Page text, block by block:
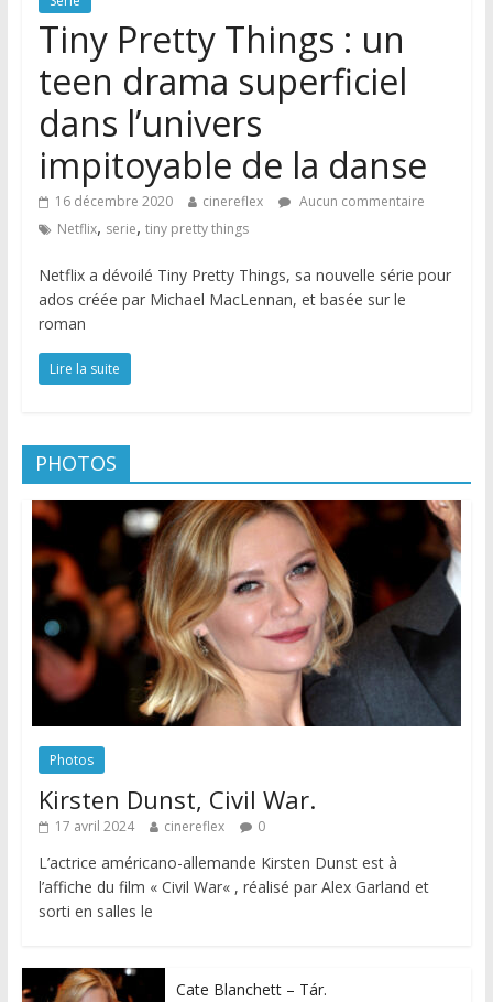
Tiny Pretty Things : un
teen drama superficiel
dans l’univers
impitoyable de la danse
16 décembre 2020 cinereflex
Aucun commentaire
Netflix, serie, tiny pretty things
Netflix a dévoilé Tiny Pretty Things, sa nouvelle série pour
ados créée par Michael MacLennan, et basée sur le
roman
Lire la suite
PHOTOS
Photos
Kirsten Dunst, Civil War.
17 avril 2024 cinereflex 0
L’actrice américano-allemande Kirsten Dunst est à
l’affiche du film « Civil War« , réalisé par Alex Garland et
sorti en salles le
Cate Blanchett – Tár.